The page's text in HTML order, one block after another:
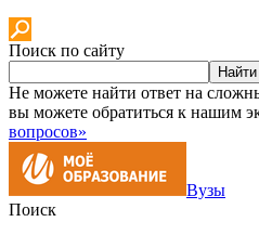
Поиск по сайту
Найти
Не можете найти ответ на
вы можете обратиться к нашим
вопросов»
Вузы
Поиск